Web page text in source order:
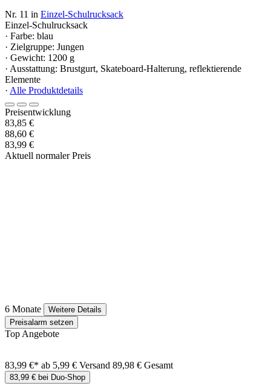
Nr. 11 in Einzel-Schulrucksack
Einzel-Schulrucksack
· Farbe: blau
· Zielgruppe: Jungen
· Gewicht: 1200 g
· Ausstattung: Brustgurt, Skateboard-Halterung, reflektierende
Elemente
· Alle Produktdetails
Preisentwicklung
83,85 €
88,60 €
83,99 €
Aktuell normaler Preis
6 Monate
Weitere Details
Preisalarm setzen
Top Angebote
83,99 €* ab 5,99 € Versand 89,98 € Gesamt
83,99 € bei Duo-Shop